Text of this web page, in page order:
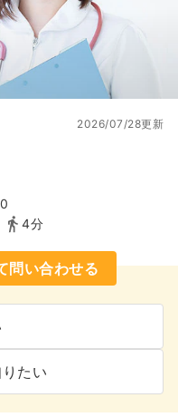
2026/07/28更新
4分
問い合わせる
たい